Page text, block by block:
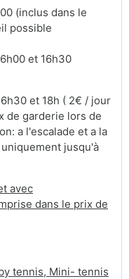
(inclus dans le
possible
et 16h30
et 18h ( 2€ / jour
de garderie lors de
a l'escalade et a la
jusqu'à
avec
dans le prix de
tennis, Mini- tennis